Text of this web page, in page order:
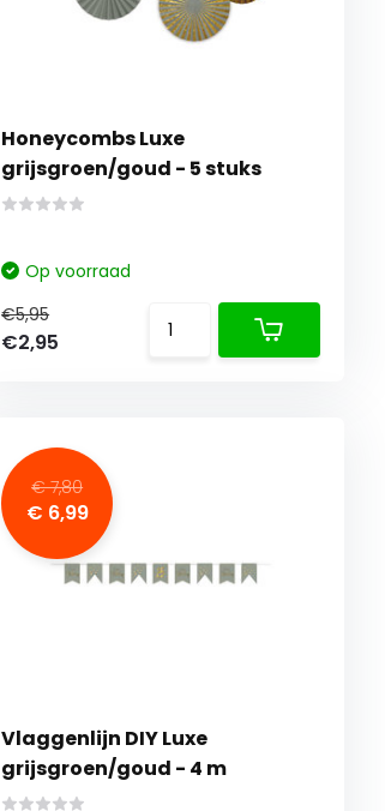
Honeycombs Luxe
grijsgroen/goud - 5 stuks
Op voorraad
€5,95
€2,95
€ 7,80
€ 6,99
Vlaggenlijn DIY Luxe
grijsgroen/goud - 4 m